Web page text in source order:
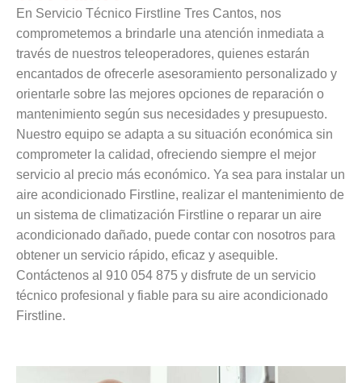
En Servicio Técnico Firstline Tres Cantos, nos
comprometemos a brindarle una atención inmediata a
través de nuestros teleoperadores, quienes estarán
encantados de ofrecerle asesoramiento personalizado y
orientarle sobre las mejores opciones de reparación o
mantenimiento según sus necesidades y presupuesto.
Nuestro equipo se adapta a su situación económica sin
comprometer la calidad, ofreciendo siempre el mejor
servicio al precio más económico. Ya sea para instalar un
aire acondicionado Firstline, realizar el mantenimiento de
un sistema de climatización Firstline o reparar un aire
acondicionado dañado, puede contar con nosotros para
obtener un servicio rápido, eficaz y asequible.
Contáctenos al 910 054 875 y disfrute de un servicio
técnico profesional y fiable para su aire acondicionado
Firstline.